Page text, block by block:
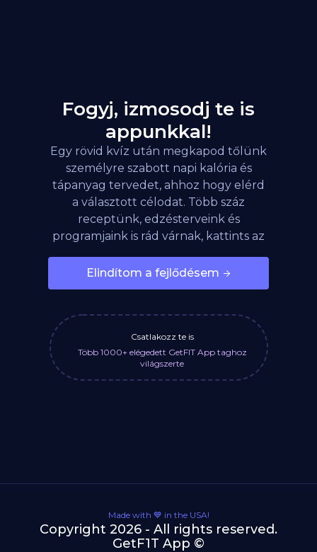
Fogyj, izmosodj te is
appunkkal!
Egy rövid kvíz után megkapod tőlünk
személyre szabott napi kalória és
tápanyag tervedet, ahhoz hogy elérd
a választott célodat. Több száz
receptünk, edzésterveink és
programjaink is rád várnak, kattints az
Elindítom a fejlődésem
Csatlakozz te is
Több 1000+ elégedett GetFIT App taghoz
világszerte
Made with 💙 in the USA!
Copyright 2026 - All rights reserved.
GetF1T App ©